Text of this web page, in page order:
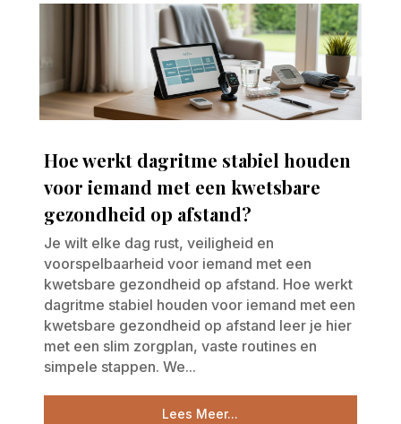
Hoe werkt dagritme stabiel houden
voor iemand met een kwetsbare
gezondheid op afstand?
Je wilt elke dag rust, veiligheid en
voorspelbaarheid voor iemand met een
kwetsbare gezondheid op afstand. Hoe werkt
dagritme stabiel houden voor iemand met een
kwetsbare gezondheid op afstand leer je hier
met een slim zorgplan, vaste routines en
simpele stappen. We...
Lees Meer...